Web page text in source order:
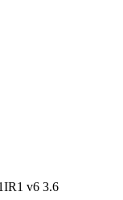
v6 3.6